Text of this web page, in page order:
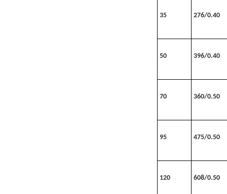
35 276/0.40
50 396/0.40
70 360/0.50
95 475/0.50
120 608/0.50